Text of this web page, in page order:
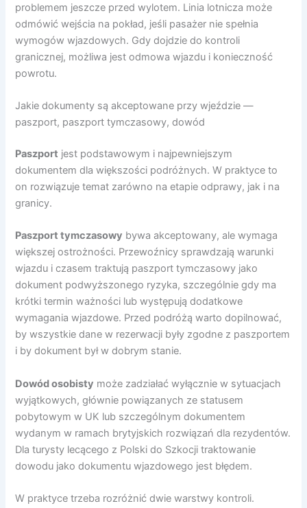
problemem jeszcze przed wylotem. Linia lotnicza może
odmówić wejścia na pokład, jeśli pasażer nie spełnia
wymogów wjazdowych. Gdy dojdzie do kontroli
granicznej, możliwa jest odmowa wjazdu i konieczność
powrotu.
Jakie dokumenty są akceptowane przy wjeździe —
paszport, paszport tymczasowy, dowód
Paszport jest podstawowym i najpewniejszym
dokumentem dla większości podróżnych. W praktyce to
on rozwiązuje temat zarówno na etapie odprawy, jak i na
granicy.
Paszport tymczasowy bywa akceptowany, ale wymaga
większej ostrożności. Przewoźnicy sprawdzają warunki
wjazdu i czasem traktują paszport tymczasowy jako
dokument podwyższonego ryzyka, szczególnie gdy ma
krótki termin ważności lub występują dodatkowe
wymagania wjazdowe. Przed podróżą warto dopilnować,
by wszystkie dane w rezerwacji były zgodne z paszportem
i by dokument był w dobrym stanie.
Dowód osobisty może zadziałać wyłącznie w sytuacjach
wyjątkowych, głównie powiązanych ze statusem
pobytowym w UK lub szczególnym dokumentem
wydanym w ramach brytyjskich rozwiązań dla rezydentów.
Dla turysty lecącego z Polski do Szkocji traktowanie
dowodu jako dokumentu wjazdowego jest błędem.
W praktyce trzeba rozróżnić dwie warstwy kontroli.